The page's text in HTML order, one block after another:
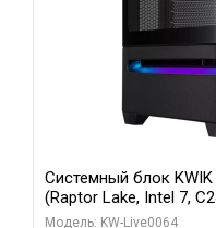
Системный блок KWIK
(Raptor Lake, Intel 7,
модуля)/ ASUS
Модель: KW-Live0064